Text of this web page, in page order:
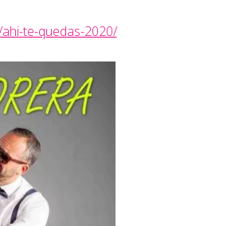
te-quedas-2020/